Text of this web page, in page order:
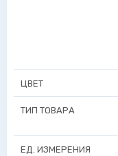
ЦВЕТ
ТИП ТОВАРА
ЕД. ИЗМЕРЕНИЯ